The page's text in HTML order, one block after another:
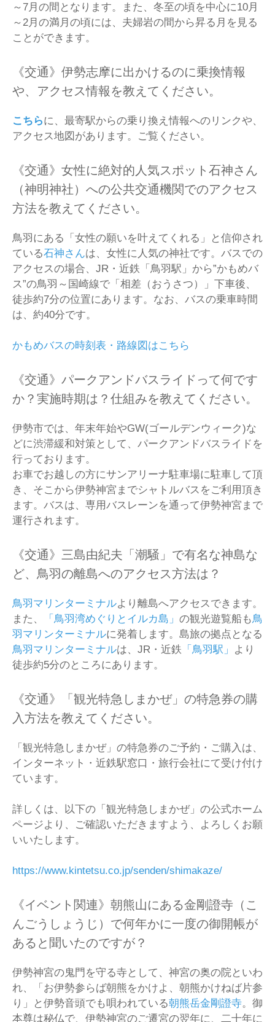
～7月の間となります。また、冬至の頃を中心に10月
～2月の満月の頃には、夫婦岩の間から昇る月を見る
ことができます。
《交通》伊勢志摩に出かけるのに乗換情報
や、アクセス情報を教えてください。
こちらに、最寄駅からの乗り換え情報へのリンクや、
アクセス地図があります。ご覧ください。
《交通》女性に絶対的人気スポット石神さん
（神明神社）への公共交通機関でのアクセス
方法を教えてください。
鳥羽にある「女性の願いを叶えてくれる」と信仰され
ている石神さんは、女性に人気の神社です。バスでの
アクセスの場合、JR・近鉄「鳥羽駅」から”かもめバ
ス”の鳥羽～国崎線で「相差（おうさつ）」下車後、
徒歩約7分の位置にあります。なお、バスの乗車時間
は、約40分です。
かもめバスの時刻表・路線図はこちら
《交通》パークアンドバスライドって何です
か？実施時期は？仕組みを教えてください。
伊勢市では、年末年始やGW(ゴールデンウィーク)な
どに渋滞緩和対策として、パークアンドバスライドを
行っております。
お車でお越しの方にサンアリーナ駐車場に駐車して頂
き、そこから伊勢神宮までシャトルバスをご利用頂き
ます。バスは、専用バスレーンを通って伊勢神宮まで
運行されます。
《交通》三島由紀夫「潮騒」で有名な神島な
ど、鳥羽の離島へのアクセス方法は？
鳥羽マリンターミナルより離島へアクセスできます。
また、
「鳥羽湾めぐりとイルカ島」 の観光遊覧船も鳥
羽マリンターミナルに発着します。島旅の拠点となる
鳥羽マリンターミナルは、JR・近鉄 「鳥羽駅」 より
徒歩約5分のところにあります。
《交通》「観光特急しまかぜ」の特急券の購
入方法を教えてください。
「観光特急しまかぜ」の特急券のご予約・ご購入は、
インターネット・近鉄駅窓口・旅行会社にて受け付け
ています。
詳しくは、以下の「観光特急しまかぜ」の公式ホーム
ページより、ご確認いただきますよう、よろしくお願
いいたします。
https://www.kintetsu.co.jp/senden/shimakaze/
《イベント関連》朝熊山にある金剛證寺（こ
んごうしょうじ）で何年かに一度の御開帳が
あると聞いたのですが？
伊勢神宮の鬼門を守る寺として、神宮の奥の院といわ
れ、「お伊勢参らば朝熊をかけよ、朝熊かけねば片参
り」と伊勢音頭でも唄われている朝熊岳金剛證寺。御
本尊は秘仏で、伊勢神宮のご遷宮の翌年に、二十年に